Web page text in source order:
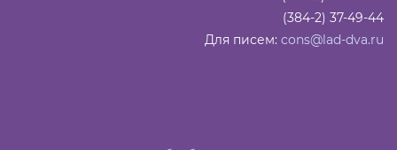
(384-2) 37-49-44
Для писем: cons@lad-dva.ru